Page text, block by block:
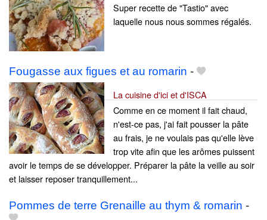
Super recette de "Tastio" avec
laquelle nous nous sommes régalés.
Fougasse aux figues et au romarin -
La cuisine d'ici et d'ISCA
Comme en ce moment il fait chaud,
n'est-ce pas, j'ai fait pousser la pâte
au frais, je ne voulais pas qu'elle lève
trop vite afin que les arômes puissent
avoir le temps de se développer. Préparer la pâte la veille au soir
et laisser reposer tranquillement...
Pommes de terre Grenaille au thym & romarin -